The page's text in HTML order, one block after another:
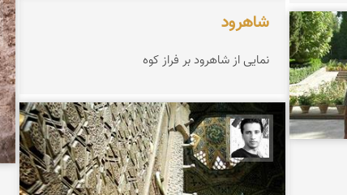
شاهرود
نمایی از شاهرود بر فراز كوه
آرش حمیدی